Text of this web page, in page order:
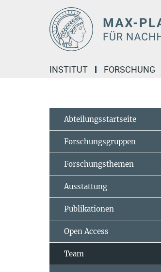
INSTITUT FORSCHUNG
Abteilungsstartseite
Forschungsgruppen
Forschungsthemen
Ausstattung
Publikationen
Open Access
Team